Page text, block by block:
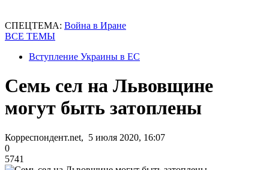
СПЕЦТЕМА: Война в Иране
ВСЕ ТЕМЫ
Вступление Украины в ЕС
Семь сел на Львовщине
могут быть затоплены
Корреспондент.net, 5 июля 2020, 16:07
0
5741